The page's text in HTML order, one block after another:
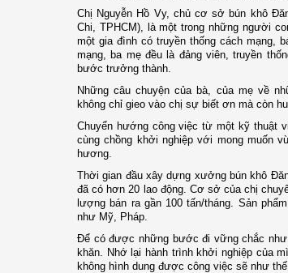
Chị Nguyễn Hồ Vy, chủ cơ sở bún khô
Chi, TPHCM), là một trong những người
một gia đình có truyền thống cách mạng,
mạng, ba mẹ đều là đảng viên, truyền
bước trưởng thành.
Những câu chuyện của bà, của mẹ về
không chỉ gieo vào chị sự biết ơn mà còn
Chuyển hướng công việc từ một kỹ thuật
cùng chồng khởi nghiệp với mong muốn
hương.
Thời gian đầu xây dựng xưởng bún khô
đã có hơn 20 lao động. Cơ sở của chị
lượng bán ra gần 100 tấn/tháng. Sản
như Mỹ, Pháp.
Để có được những bước đi vững chắc
khăn. Nhớ lại hành trình khởi nghiệp của
không hình dung được công việc sẽ như thế